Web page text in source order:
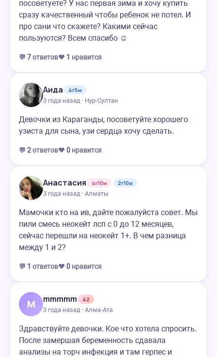
посоветуете? У нас первая зима и хочу купить
сразу качественный чтобы ребенок не потел. И
про сани что скажете? Какими сейчас
пользуются? Всем спасибо ☺️
💬 7ответов❤️ 1 нравится
Аида
4г5м
3 года назад · Нур-Султан
Девочки из Караганды, посоветуйте хорошего
узиста для сына, узи сердца хочу сделать.
💬 2ответов❤️ 0 нравится
Анастасия 4г10м
2г10м
3 года назад · Алматы
Мамочки кто на ив, дайте пожалуйста совет. Мы
пили смесь неокейт лсп с 0 до 12 месяцев,
сейчас перешли на неокейт 1+. В чем разница
между 1 и 2?
💬 1 ответов❤️ 0 нравится
M mmmmm
42
3 года назад · Алма-Ата
Здравствуйте девочки. Кое что хотела спросить.
После замершая беременность сдавала
анализы на торч инфекция и там герпес и